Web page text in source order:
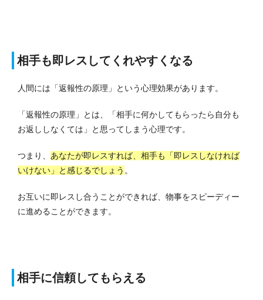
相手も即レスしてくれやすくなる
人間には「返報性の原理」という心理効果があります。
「返報性の原理」とは、「相手に何かしてもらったら自分も
お返ししなくては」と思ってしまう心理です。
つまり、 あなたが即レスすれば、相手も「即レスしなければ
いけない」と感じるでしょう 。
お互いに即レスし合うことができれば、物事をスピーディー
に進めることができます。
相手に信頼してもらえる